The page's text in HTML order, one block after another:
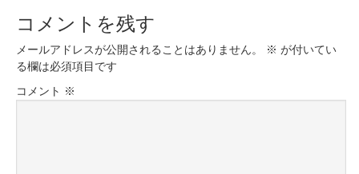
コメントを残す
メールアドレスが公開されることはありません。 ※ が付いてい
る欄は必須項目です
コメント ※